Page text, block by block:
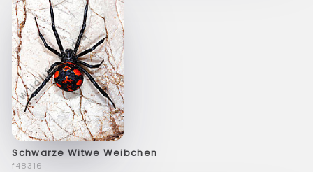
Schwarze Witwe Weibchen
f48316